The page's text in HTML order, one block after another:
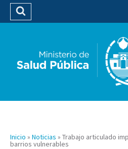
Buscar
Inicio » Noticias » Trabajo articulado
barrios vulnerables